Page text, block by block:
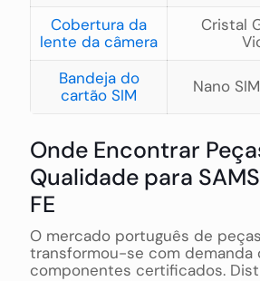
Cobertura da
lente da câmera
Cristal
Bandeja do
cartão SIM
Nano
Onde Encontrar
Qualidade para
FE
O mercado português de
transformou-se com demanda
componentes certificados.